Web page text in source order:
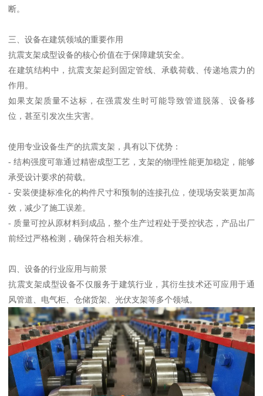
断。
三、设备在建筑领域的重要作用
抗震支架成型设备的核心价值在于保障建筑安全。
在建筑结构中，抗震支架起到固定管线、承载荷载、传递地震力的
作用。
如果支架质量不达标，在强震发生时可能导致管道脱落、设备移
位，甚至引发次生灾害。
使用专业设备生产的抗震支架，具有以下优势：
- 结构强度可靠通过精密成型工艺，支架的物理性能更加稳定，能够
承受设计要求的荷载。
- 安装便捷标准化的构件尺寸和预制的连接孔位，使现场安装更加高
效，减少了施工误差。
- 质量可控从原材料到成品，整个生产过程处于受控状态，产品出厂
前经过严格检测，确保符合相关标准。
四、设备的行业应用与前景
抗震支架成型设备不仅服务于建筑行业，其衍生技术还可应用于通
风管道、电气柜、仓储货架、光伏支架等多个领域。